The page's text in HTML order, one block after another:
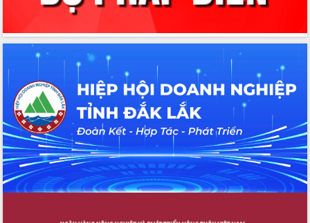
Đẩy mạnh cải cách hành chính, quyết
tâm đạt được mục tiêu tăng trưởng
hai con số trong năm 2026
Tổ chức trang trọng Lễ hội Đền thờ
Lương Văn Chánh năm 2026
Phó Bí thư Tỉnh ủy Đắk Lắk Đỗ Hữu
Huy giữ chức Bí thư Đảng ủy Ủy Ban
Nhân dân tỉnh
Bệnh án điện tử thúc đẩy chuyển đổi
số y tế tại Đắk Lắk
Chuyển đổi số thư viện: Mở rộng
không gian tri thức trong thời đại số